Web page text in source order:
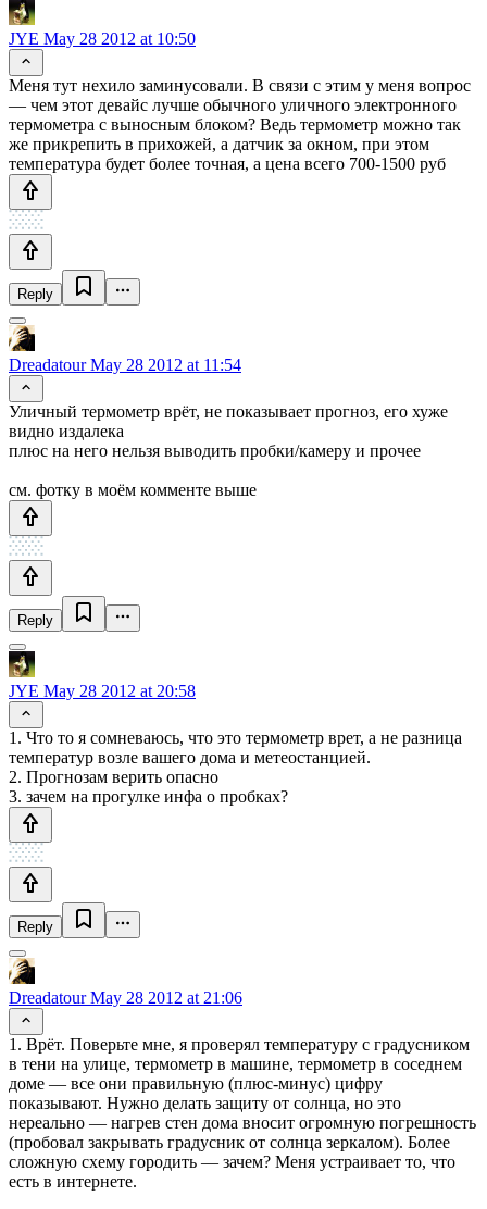
JYE May 28 2012 at 10:50
Меня тут нехило заминусовали. В связи с этим у меня вопрос
— чем этот девайс лучше обычного уличного электронного
термометра с выносным блоком? Ведь термометр можно так
же прикрепить в прихожей, а датчик за окном, при этом
температура будет более точная, а цена всего 700-1500 руб
Reply
DreadatourMay 28 2012 at 11:54
Уличный термометр врёт, не показывает прогноз, его хуже
видно издалека
плюс на него нельзя выводить пробки/камеру и прочее
см. фотку в моём комменте выше
Reply
JYE May 28 2012 at 20:58
1. Что то я сомневаюсь, что это термометр врет, а не разница
температур возле вашего дома и метеостанцией.
2. Прогнозам верить опасно
3. зачем на прогулке инфа о пробках?
Reply
DreadatourMay 28 2012 at 21:06
1. Врёт. Поверьте мне, я проверял температуру с градусником
в тени на улице, термометр в машине, термометр в соседнем
доме — все они правильную (плюс-минус) цифру
показывают. Нужно делать защиту от солнца, но это
нереально — нагрев стен дома вносит огромную погрешность
(пробовал закрывать градусник от солнца зеркалом). Более
сложную схему городить — зачем? Меня устраивает то, что
есть в интернете.